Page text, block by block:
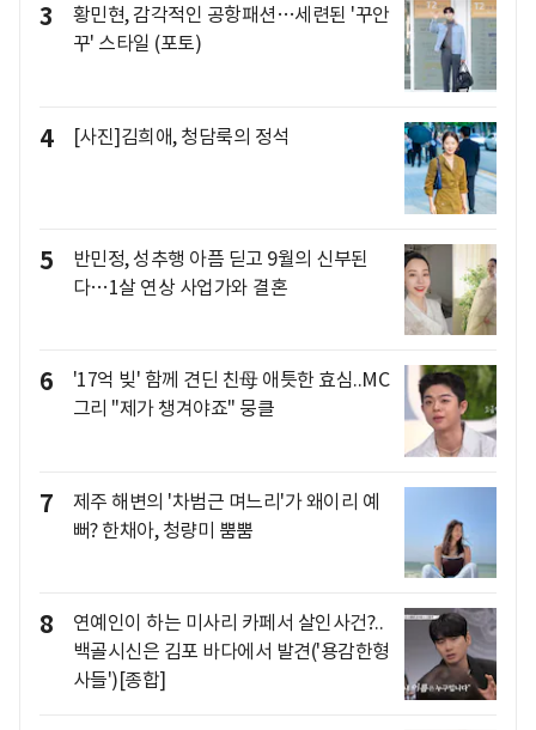
3
황민현, 감각적인 공항패션…세련된 '꾸안
꾸' 스타일 (포토)
4 [사진]김희애, 청담룩의 정석
5
반민정, 성추행 아픔 딛고 9월의 신부된
다…1살 연상 사업가와 결혼
6
'17억 빚' 함께 견딘 친母 애틋한 효심..MC
그리 "제가 챙겨야죠" 뭉클
7
제주 해변의 '차범근 며느리'가 왜이리 예
뻐? 한채아, 청량미 뿜뿜
8
연예인이 하는 미사리 카페서 살인사건?..
백골시신은 김포 바다에서 발견('용감한형
사들')[종합]